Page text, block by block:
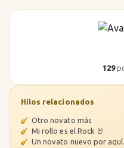
129
Hilos relacionados
Otro novato más
Mi rollo es el Rock 🤘
Un novato nuevo por